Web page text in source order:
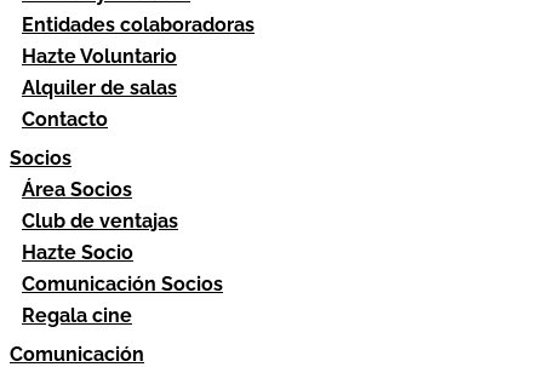
Entidades colaboradoras
Hazte Voluntario
Alquiler de salas
Contacto
Socios
Área Socios
Club de ventajas
Hazte Socio
Comunicación Socios
Regala cine
Comunicación